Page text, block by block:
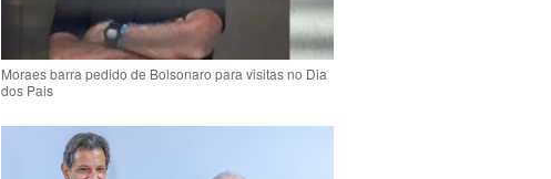
Moraes barra pedido de Bolsonaro para visitas no Dia
dos Pais